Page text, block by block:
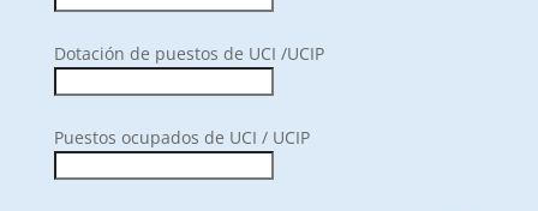
Dotación de puestos de UCI /UCIP
Puestos ocupados de UCI / UCIP